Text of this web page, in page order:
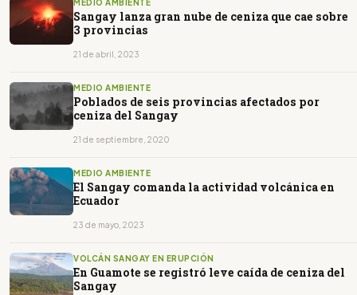
MEDIO AMBIENTE
Sangay lanza gran nube de ceniza que cae sobre
3 provincias
21 de abril, 2023
MEDIO AMBIENTE
Poblados de seis provincias afectados por
ceniza del Sangay
21 de septiembre, 2020
MEDIO AMBIENTE
El Sangay comanda la actividad volcánica en
Ecuador
23 de mayo, 2023
VOLCÁN SANGAY EN ERUPCIÓN
En Guamote se registró leve caída de ceniza del
Sangay